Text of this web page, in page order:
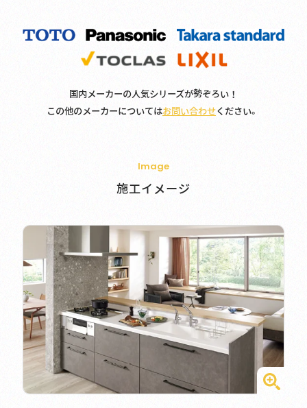
国内メーカーの人気シリーズが勢ぞろい！
この他のメーカーについてはお問い合わせください。
Image
施工イメージ